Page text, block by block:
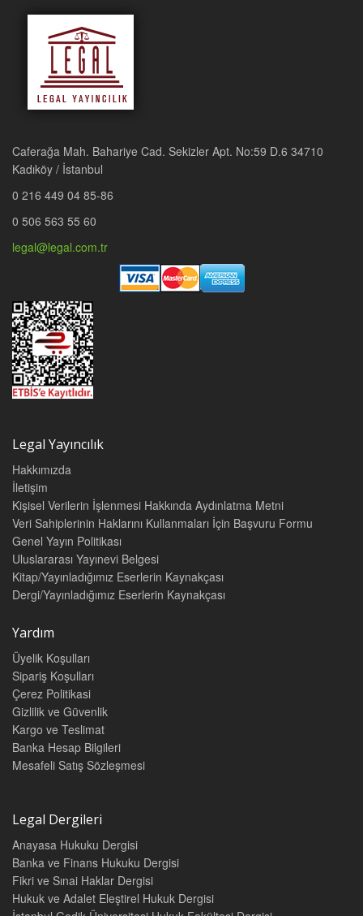
Caferağa Mah. Bahariye Cad. Sekizler Apt. No:59 D.6 34710
Kadıköy / İstanbul
0 216 449 04 85-86
0 506 563 55 60
legal@legal.com.tr
Legal Yayıncılık
Hakkımızda
İletişim
Kişisel Verilerin İşlenmesi Hakkında Aydınlatma Metni
Veri Sahiplerinin Haklarını Kullanmaları İçin Başvuru Formu
Genel Yayın Politikası
Uluslararası Yayınevi Belgesi
Kitap/Yayınladığımız Eserlerin Kaynakçası
Dergi/Yayınladığımız Eserlerin Kaynakçası
Yardım
Üyelik Koşulları
Sipariş Koşulları
Çerez Politikasi
Gizlilik ve Güvenlik
Kargo ve Teslimat
Banka Hesap Bilgileri
Mesafeli Satış Sözleşmesi
Legal Dergileri
Anayasa Hukuku Dergisi
Banka ve Finans Hukuku Dergisi
Fikri ve Sınai Haklar Dergisi
Hukuk ve Adalet Eleştirel Hukuk Dergisi